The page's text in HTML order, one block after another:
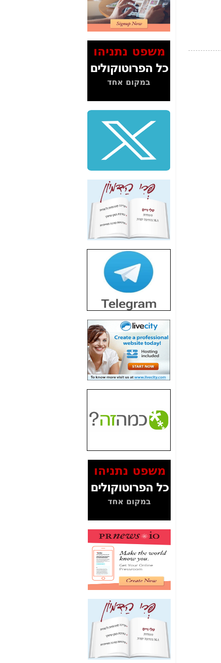
2" על תעלולי השר
משה כחלון -כאן
הסלולר" ואיך מסרסים
את הנתונים לציבור -
כאן
סיכום ביקור בסיליקון
שלמה פילבר (עד
לאחרונה מנכ"ל משרד
התקשורת) - עד
מדינה? הצחקתם
"יש אפליה בחקירה"?
חשיפה: למה השר
משה כחלון לא נחקר
עד היום? -
כאן
הדומה לזו של "תיק
4000" אך בתחום
הסלולר -
חשיפת מה שלא
רוצים שתדעו בעניין
פריסת אנלימיטד
(בניחוח בלתי נסבל) -
כאן
חשיפה: איוב קרא
אישר לקבוצת סלקום
בדיוק מה שביבי אישר
כאן
האם השר איוב קרא
היה צריך בכלל לחתום
על האישור, שנתן
האם ביבי וקרא קבלו
בכלל תמורה עבור
המסמכים בנושא בזק-
Yes (תיק 4000)
לאיש הלא נכון! -כאן
עובדות ומסמכים
האם ביבי כשר
תקשורת עזר לקב'
בזק? -כאן
מה מקור ה-Fake
News שהביא לתפירת
תיק לביבי והעלמת
החשודים הנכונים -כאן
אחת הרגליים של "תיק
4000 התפור"
התמוטטה היום
בניצחון (כפול) של בזק
כאן
איך כתבות מפנקות